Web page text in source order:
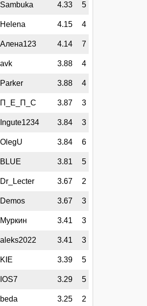
Sambuka 4.33 5
Helena 4.15 4
Алена123 4.14 7
avk 3.88 4
Parker 3.88 4
П_Е_П_С 3.87 3
Ingute1234 3.84 3
OlegU 3.84 6
BLUE 3.81 5
Dr_Lecter 3.67 2
Demos 3.67 3
Муркин 3.41 3
aleks2022 3.41 3
KIE 3.39 5
IOS7 3.29 5
beda 3.25 2